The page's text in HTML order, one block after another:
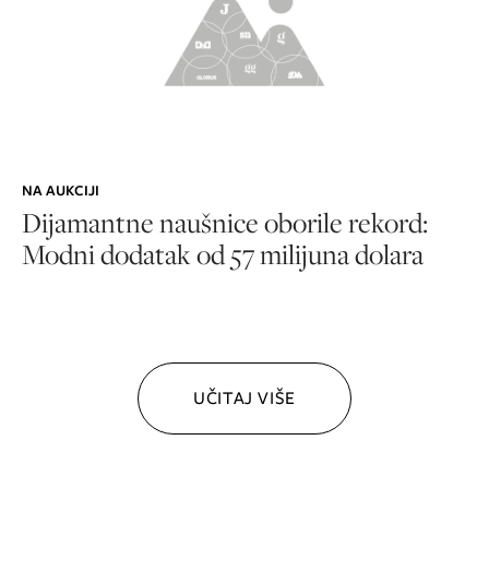
NA AUKCIJI
Dijamantne naušnice oborile rekord:
Modni dodatak od 57 milijuna dolara
UČITAJ VIŠE